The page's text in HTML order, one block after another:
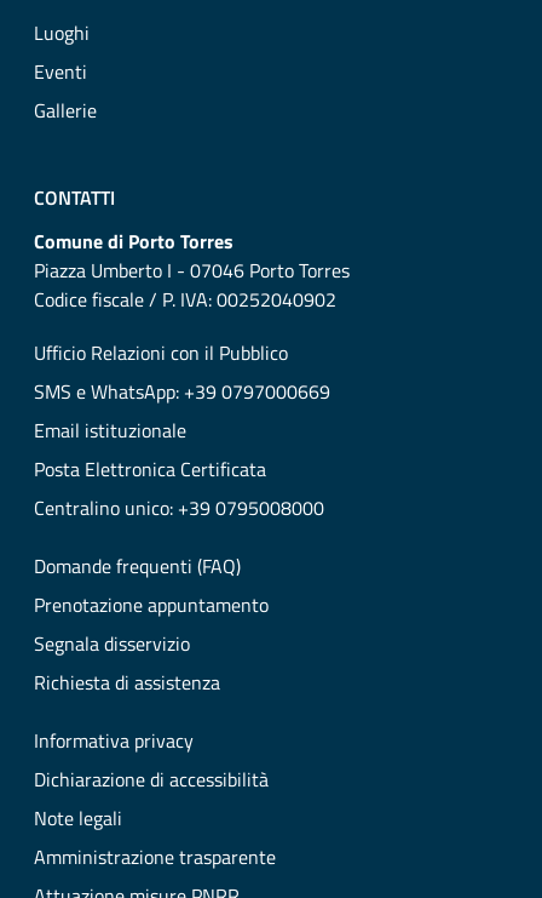
Luoghi
Eventi
Gallerie
CONTATTI
Comune di Porto Torres
Piazza Umberto I - 07046 Porto Torres
Codice fiscale / P. IVA: 00252040902
Ufficio Relazioni con il Pubblico
SMS e WhatsApp: +39 0797000669
Email istituzionale
Posta Elettronica Certificata
Centralino unico: +39 0795008000
Domande frequenti (FAQ)
Prenotazione appuntamento
Segnala disservizio
Richiesta di assistenza
Informativa privacy
Dichiarazione di accessibilità
Note legali
Amministrazione trasparente